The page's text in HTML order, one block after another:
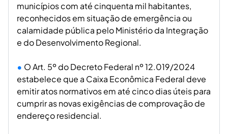
municípios com até cinquenta mil habitantes,
reconhecidos em situação de emergência ou
calamidade pública pelo Ministério da Integração
e do Desenvolvimento Regional.
O Art. 5º do Decreto Federal nº 12.019/2024
estabelece que a Caixa Econômica Federal deve
emitir atos normativos em até cinco dias úteis para
cumprir as novas exigências de comprovação de
endereço residencial.